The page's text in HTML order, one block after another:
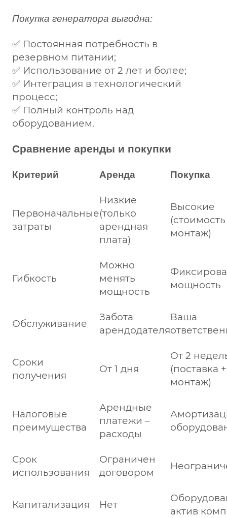
Покупка генератора выгодна:
✅ Постоянная потребность в
резервном питании;
✅ Использование от 2 лет и более;
✅ Интеграция в технологический
процесс;
✅ Полный контроль над
оборудованием.
Сравнение аренды и покупки
Критерий Аренда Покупка
Первоначальные
затраты
Низкие
(только
арендная
плата)
Высокие
(стоимость
монтаж)
Гибкость
Можно
менять
мощность
мощность
Обслуживание
Забота
арендодателя
Ваша
Сроки
получения
От 1 дня
От 2
(поставка +
монтаж)
Налоговые
преимущества
Арендные
платежи –
расходы
Срок
использования
Ограничен
договором
Капитализация Нет
актив